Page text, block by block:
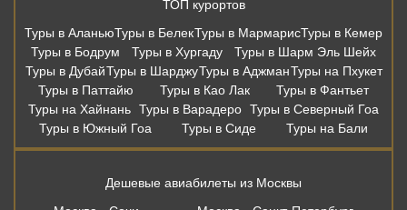
ТОП курортов
Туры в АланьюТуры в БелекТуры в МармарисТуры в Кемер
Туры в Бодрум
Туры в Хургаду
Туры в Шарм Эль Шейх
Туры в ДубайТуры в ШарджуТуры в АджманТуры на Пхукет
Туры в Паттайю
Туры в Као Лак
Туры в Фантьет
Туры на Хайнань Туры в Варадеро Туры в Северный Гоа
Туры в Южный Гоа
Туры в Сиде Туры на Бали
Дешевые авиабилеты из Москвы